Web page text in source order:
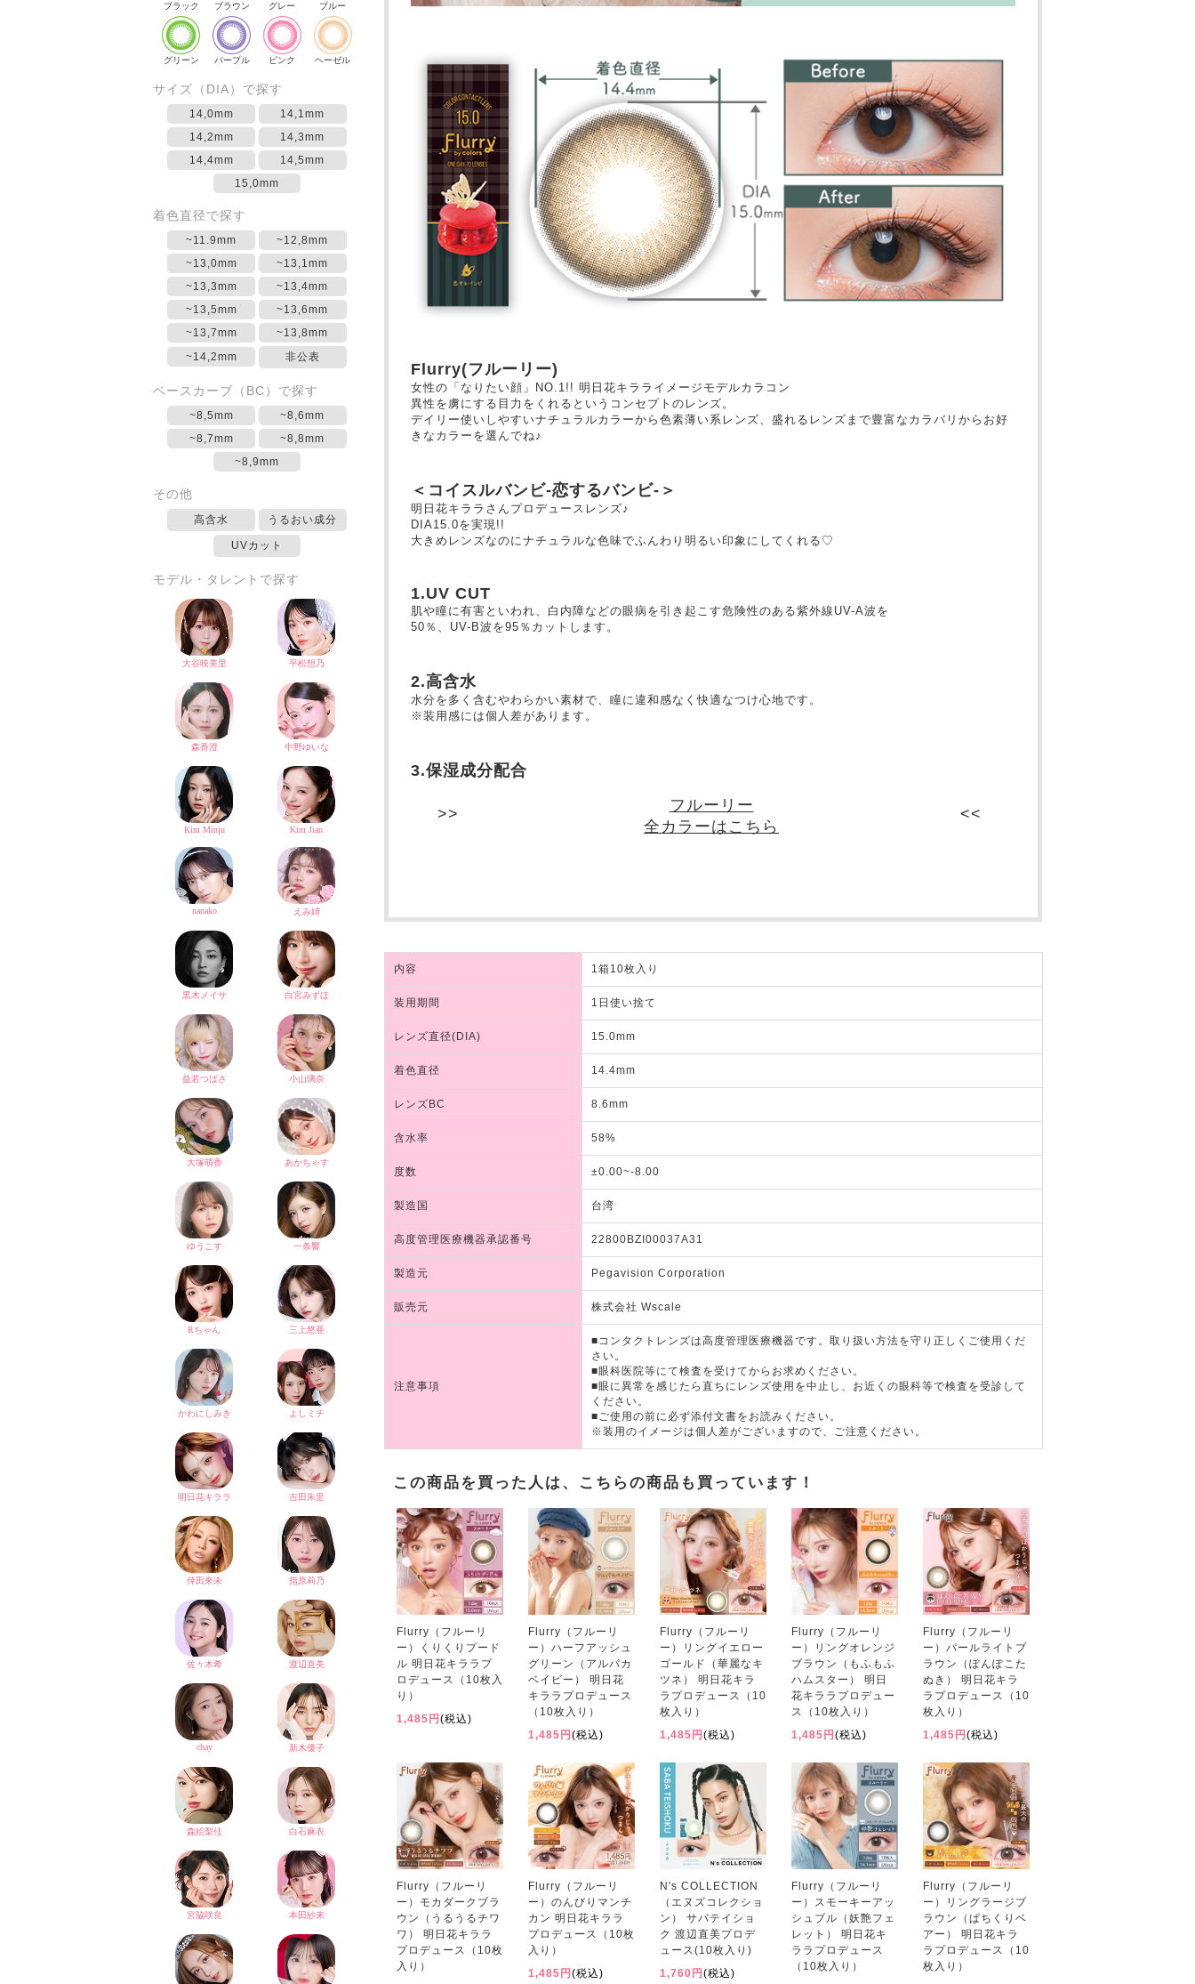
ブラック ブラウン グレー ブルー
グリーン パープル ピンク ヘーゼル
サイズ（DIA）で探す
14,0mm
14,1mm
14,2mm
14,3mm
14,4mm
14,5mm
15,0mm
着色直径で探す
~11.9mm
~12,8mm
~13,0mm
~13,1mm
~13,3mm
~13,4mm
~13,5mm
~13,6mm
~13,7mm
~13,8mm
~14,2mm
非公表
ベースカーブ（BC）で探す
~8,5mm
~8,6mm
~8,7mm
~8,8mm
~8,9mm
その他
高含水 うるおい成分
UVカット
モデル・タレントで探す
Flurry(フルーリー)
女性の「なりたい顔」NO.1!! 明日花キラライメージモデルカラコン
異性を虜にする目力をくれるというコンセプトのレンズ。
デイリー使いしやすいナチュラルカラーから色素薄い系レンズ、盛れるレンズまで豊富なカラバリからお好
きなカラーを選んでね♪
＜コイスルバンビ-恋するバンビ-＞
明日花キララさんプロデュースレンズ♪
DIA15.0を実現!!
大きめレンズなのにナチュラルな色味でふんわり明るい印象にしてくれる♡
1.UV CUT
肌や瞳に有害といわれ、白内障などの眼病を引き起こす危険性のある紫外線UV-A波を
50％、UV-B波を95％カットします。
2.高含水
水分を多く含むやわらかい素材で、瞳に違和感なく快適なつけ心地です。
※装用感には個人差があります。
3.保湿成分配合
フルーリー
全カラーはこちら
内容 1箱10枚入り
装用期間 1日使い捨て
レンズ直径(DIA) 15.0mm
着色直径 14.4mm
レンズBC 8.6mm
含水率 58%
度数 ±0.00~-8.00
製造国 台湾
高度管理医療機器承認番号 22800BZI00037A31
製造元 Pegavision Corporation
販売元 株式会社 Wscale
注意事項
■コンタクトレンズは高度管理医療機器です。取り扱い方法を守り正しくご使用くだ
さい。
■眼科医院等にて検査を受けてからお求めください。
■眼に異常を感じたら直ちにレンズ使用を中止し、お近くの眼科等で検査を受診して
ください。
■ご使用の前に必ず添付文書をお読みください。
※装用のイメージは個人差がございますので、ご注意ください。
この商品を買った人は、こちらの商品も買っています！
Flurry（フルーリ
ー）くりくりプード
ル 明日花キララプ
ロデュース（10枚入
り）
1,485円 (税込)
Flurry（フルーリ
ー）ハーフアッシュ
グリーン（アルパカ
ベイビー） 明日花
キララプロデュース
（10枚入り）
1,485円 (税込)
Flurry（フルーリ
ー）リングイエロー
ゴールド（華麗なキ
ツネ） 明日花キラ
ラプロデュース（10
枚入り）
1,485円 (税込)
Flurry（フルーリ
ー）リングオレンジ
ブラウン（もふもふ
ハムスター） 明日
花キララプロデュー
ス（10枚入り）
1,485円 (税込)
Flurry（フルーリ
ー）パールライトブ
ラウン（ぽんぽこた
ぬき） 明日花キラ
ラプロデュース（10
枚入り）
1,485円 (税込)
Flurry（フルーリ
ー）モカダークブラ
ウン（うるうるチワ
ワ） 明日花キララ
プロデュース（10枚
入り）
Flurry（フルーリ
ー）のんびりマンチ
カン 明日花キララ
プロデュース（10枚
入り）
1,485円 (税込)
N's COLLECTION
（エヌズコレクショ
ン） サバテイショ
ク 渡辺直美プロデ
ュース(10枚入り)
1,760円 (税込)
Flurry（フルーリ
ー）スモーキーアッ
シュブル（妖艶フェ
レット） 明日花キ
ララプロデュース
（10枚入り）
Flurry（フルーリ
ー）リングラージブ
ラウン（ぱちくりベ
アー） 明日花キラ
ラプロデュース（10
枚入り）